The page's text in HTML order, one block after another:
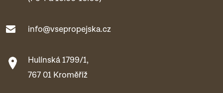
info@vsepropejska.cz
Hulínská 1799/1,
767 01 Kroměříž